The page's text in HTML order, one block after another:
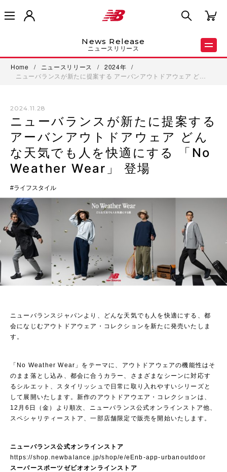
News Release
ニュースリリース
Home / ニュースリリース / 2024年
/
ニューバランスが新たに提案する アーバンアウトドアウェア ど…
2024.11.28
ニューバランスが新たに提案する
アーバンアウトドアウェア どん
な天気でも人を快適にする 「No
Weather Wear」 登場
ライフスタイル
ニューバランスジャパンより、どんな天気でも人を快適にする、都
会になじむアウトドアウェア・コレクションを新たに発売いたしま
す。
「No Weather Wear」をテーマに、アウトドアウェアの機能性はそ
のまま落とし込み、都会に合うカラー、さまざまなシーンに対応す
るシルエット、スタイリッシュで日常に取り入れやすいシリーズと
して展開いたします。新作のアウトドアウエア・コレクションは、
12月6日（金）より順次、ニューバランス公式オンラインストア他、
スペシャリティーストア、一部店舗限定で販売を開始いたします。
ニューバランス公式オンラインストア
https://shop.newbalance.jp/shop/e/eEnb-app-urbanoutdoor
スーパースポーツゼビオオンラインストア